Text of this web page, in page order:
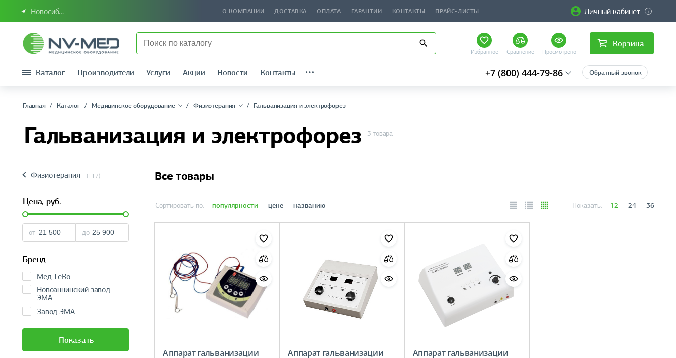
Новосибирск или Сибирский федеральный округ О КОМПАНИИ ДОСТАВКА ОПЛАТА ГАРАНТИИ КОНТАКТЫ ПРАЙС-ЛИСТЫ Личный кабинет
Избранное Сравнение Просмотрено
Корзина
Каталог Производители Услуги Акции Новости Контакты +7 (800) 444-79-86 Обратный звонок
Главная Каталог Медицинское оборудование Физиотерапия Гальванизация и электрофорез
Гальванизация и электрофорез 3 товара
Физиотерапия (117)
Цена, руб.
от до
Бренд
Мед ТеКо
Новоаннинский завод
ЭМА
Завод ЭМА
Показать
Все товары
Сортировать по: популярности цене названию Показать: 12 24 36
Аппарат гальванизации
Аппарат гальванизации
Аппарат гальванизации